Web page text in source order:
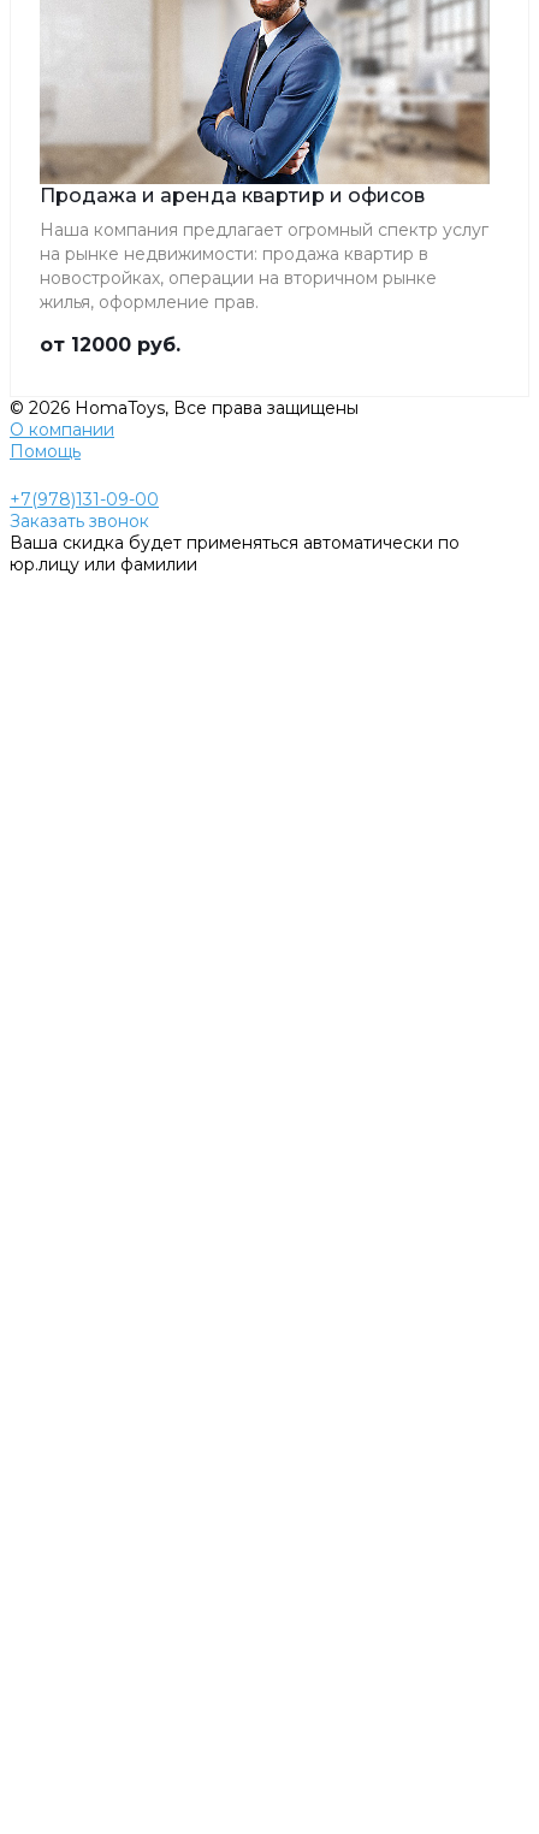
Продажа и аренда квартир и офисов
Наша компания предлагает огромный спектр услуг
на рынке недвижимости: продажа квартир в
новостройках, операции на вторичном рынке
жилья, оформление прав.
от 12000 руб.
© 2026 HomaToys, Все права защищены
О компании
Помощь
+7(978)131-09-00
Заказать звонок
Ваша скидка будет применяться автоматически по
юр.лицу или фамилии